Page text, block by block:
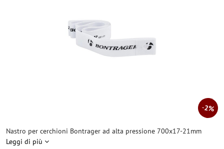
2%
Nastro per cerchioni Bontrager ad alta pressione 700x17-21mm
Leggi di più